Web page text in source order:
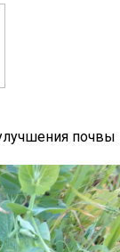
почвы